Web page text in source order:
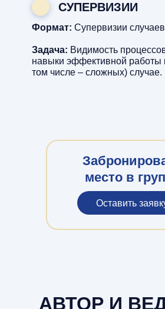
Формат: Супервизии случаев
Задача: Видимость
навыки эффективной работы
том числе – сложных) случае.
СУПЕРВИЗИИ
Оставить
место в
АВТОР И